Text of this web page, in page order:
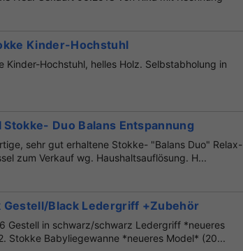
Kinder-Hochstuhl
Kinder-Hochstuhl, helles Holz. Selbstabholung in
Duo Balans Entspannung
sehr gut erhaltene Stokke- "Balans Duo" Relax-
zum Verkauf wg. Haushaltsauflösung. H...
Gestell/Black Ledergriff +Zubehör
Gestell in schwarz/schwarz Ledergriff *neueres
Stokke Babyliegewanne *neueres Model* (20...